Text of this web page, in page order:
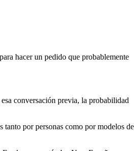
hacer un pedido que probablemente
conversación previa, la probabilidad
tanto por personas como por modelos de